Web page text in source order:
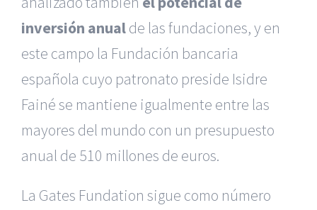
inversión anualde las fundaciones, y en
este campo la Fundación bancaria
española cuyo patronato preside Isidre
Fainé se mantiene igualmente entre las
mayores del mundo con un presupuesto
anual de 510 millones de euros.
La Gates Fundation sigue como número